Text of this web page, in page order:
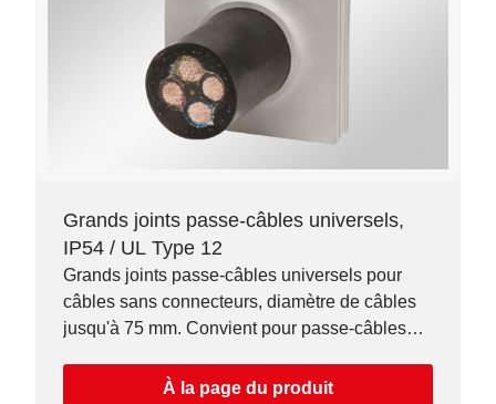
Grands joints passe-câbles universels,
IP54 / UL Type 12
Grands joints passe-câbles universels pour
câbles sans connecteurs, diamètre de câbles
jusqu'à 75 mm. Convient pour passe-câbles
À la page du produit